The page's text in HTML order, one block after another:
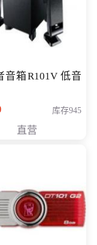
音箱R101V 低音
库存945
直营